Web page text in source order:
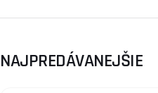
NAJPREDÁVANEJŠIE